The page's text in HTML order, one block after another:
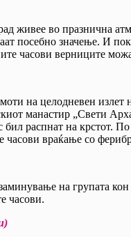
живее во празнична
посебно значење. И
часови верниците
на целодневен
манастир „Свети
бил распнат на
враќање со
на групата
часови.